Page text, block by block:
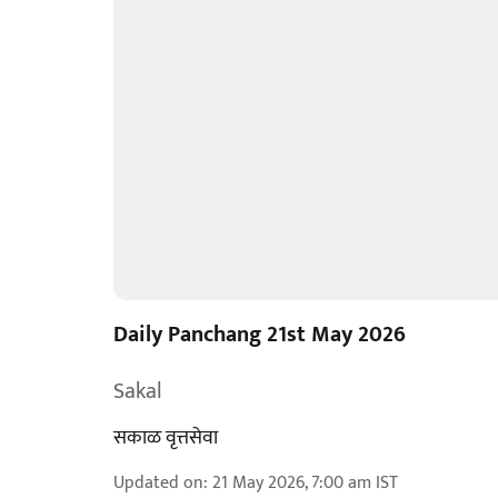
Daily Panchang 21st May 2026
Sakal
सकाळ वृत्तसेवा
Updated on: 21 May 2026, 7:00 am IST